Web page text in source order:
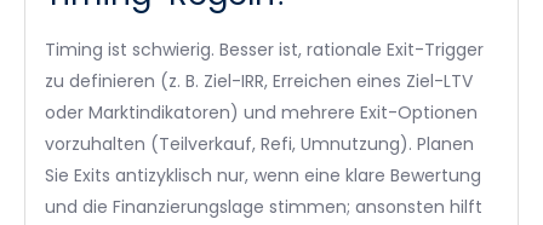
Timing ist schwierig. Besser ist, rationale Exit-Trigger
zu definieren (z. B. Ziel-IRR, Erreichen eines Ziel-LTV
oder Marktindikatoren) und mehrere Exit-Optionen
vorzuhalten (Teilverkauf, Refi, Umnutzung). Planen
Sie Exits antizyklisch nur, wenn eine klare Bewertung
und die Finanzierungslage stimmen; ansonsten hilft